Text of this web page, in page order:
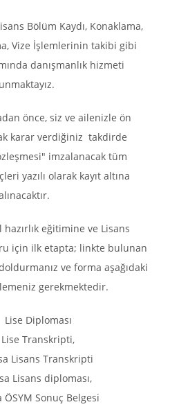
Bölüm Kaydı, Konaklama,
Vize İşlemlerinin takibi gibi
danışmanlık hizmeti
önce, siz ve ailenizle ön
karar verdiğiniz takdirde
imzalanacak tüm
yazılı olarak kayıt altına
eğitimine ve Lisans
için ilk etapta; linkte bulunan
ve forma aşağıdaki
gerekmektedir.
Lise Diploması
Lise Transkripti,
Lisans Transkripti
Lisans diploması,
ÖSYM Sonuç Belgesi